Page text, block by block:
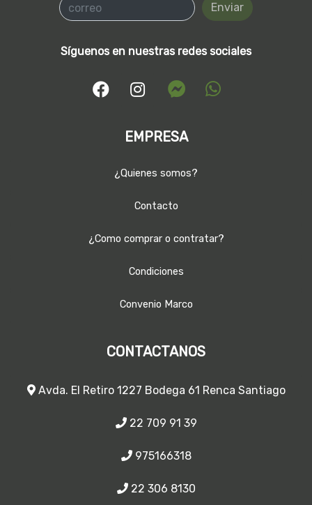
Enviar
Síguenos en nuestras redes sociales
EMPRESA
¿Quienes somos?
Contacto
¿Como comprar o contratar?
Condiciones
Convenio Marco
CONTACTANOS
Avda. El Retiro 1227 Bodega 61 Renca Santiago
22 709 91 39
975166318
22 306 8130